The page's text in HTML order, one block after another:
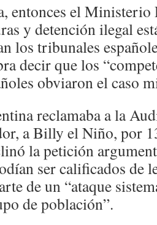
entonces el Ministerio
y detención ilegal
los tribunales
decir que los
obviaron el caso
reclamaba a la
a Billy el Niño, por
la petición
ser calificados de
de un “ataque
de población”.